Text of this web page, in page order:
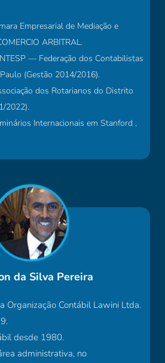
Empresarial de Mediação e
ARBITRAL.
— Federação dos Contabilistas
(Gestão 2014/2016).
dos Rotarianos do Distrito
2022).
Internacionais em Stanford ,
da Silva Pereira
Organização Contábil Lawini Ltda.
desde 1980.
administrativa, no